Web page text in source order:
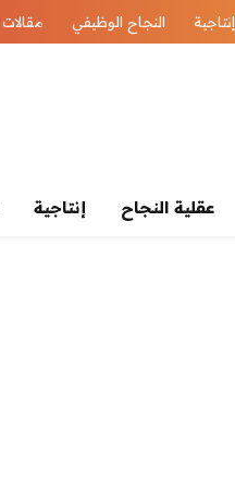
إنتاجية النجاح الوظيفي مقالات
عقلية النجاح إنتاجية